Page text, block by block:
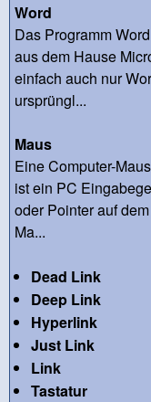
Word
Das Programm
aus dem Hause
einfach auch nur
ursprüngl...
Maus
Eine Computer-
ist ein PC
oder Pointer auf
Ma...
Dead Link
Deep Link
Hyperlink
Just Link
Link
Tastatur